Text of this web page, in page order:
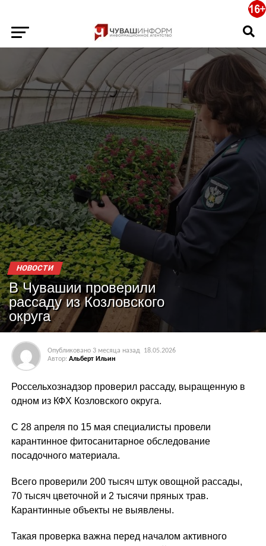
НОВОСТИ
В Чувашии проверили
рассаду из Козловского
округа
Опубликовано 3 месяца назад
18.05.2026
Автор: Альберт Ильин
Россельхознадзор проверил рассаду, выращенную в
одном из КФХ Козловского округа.
С 28 апреля по 15 мая специалисты провели
карантинное фитосанитарное обследование
посадочного материала.
Всего проверили 200 тысяч штук овощной рассады,
70 тысяч цветочной и 2 тысячи пряных трав.
Карантинные объекты не выявлены.
Такая проверка важна перед началом активного